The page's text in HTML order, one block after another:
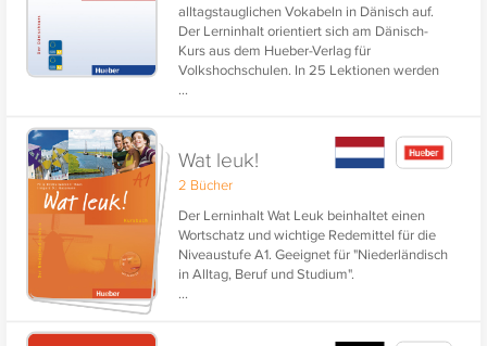
alltagstauglichen Vokabeln in Dänisch auf.
Der Lerninhalt orientiert sich am Dänisch-
Kurs aus dem Hueber-Verlag für
Volkshochschulen. In 25 Lektionen werden
alltägliche Begriffe und Vokabeln für
...
Wat leuk!
2 Bücher
Der Lerninhalt Wat Leuk beinhaltet einen
Wortschatz und wichtige Redemittel für die
Niveaustufe A1. Geeignet für "Niederländisch
in Alltag, Beruf und Studium".
...